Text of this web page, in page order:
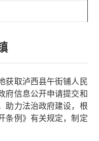
取泸西县午街铺人民
府信息公开申请提交和
助力法治政府建设，根
条例》有关规定，制定